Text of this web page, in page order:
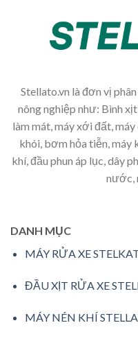
Stellato.vn là đơn vị
nông nghiệp như: Bình
làm mát, máy xới đất,
khói, bơm hỏa tiễn, máy
khí, đầu phun áp lục, dây
nước,
DANH MỤC
MÁY RỬA XE
ĐẦU XỊT RỬA XE
MÁY NÉN KHÍ